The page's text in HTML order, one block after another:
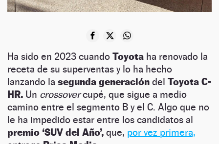
Ha sido en 2023 cuando Toyota ha renovado la
receta de su superventas y lo ha hecho
lanzando la segunda generación del Toyota C-
HR. Un crossovercupé, que sigue a medio
camino entre el segmento B y el C. Algo que no
le ha impedido estar entre los candidatos al
premio ‘SUV del Año’, que, por vez primera,